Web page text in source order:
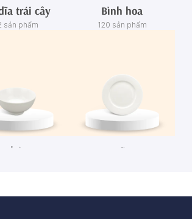
trái cây
sản phẩm
Bình hoa
120 sản phẩm
Chén Dĩa